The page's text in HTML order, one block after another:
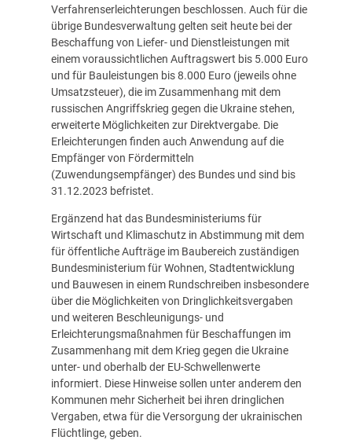
Verfahrenserleichterungen beschlossen. Auch für die
übrige Bundesverwaltung gelten seit heute bei der
Beschaffung von Liefer- und Dienstleistungen mit
einem voraussichtlichen Auftragswert bis 5.000 Euro
und für Bauleistungen bis 8.000 Euro (jeweils ohne
Umsatzsteuer), die im Zusammenhang mit dem
russischen Angriffskrieg gegen die Ukraine stehen,
erweiterte Möglichkeiten zur Direktvergabe. Die
Erleichterungen finden auch Anwendung auf die
Empfänger von Fördermitteln
(Zuwendungsempfänger) des Bundes und sind bis
31.12.2023 befristet.
Ergänzend hat das Bundesministeriums für
Wirtschaft und Klimaschutz in Abstimmung mit dem
für öffentliche Aufträge im Baubereich zuständigen
Bundesministerium für Wohnen, Stadtentwicklung
und Bauwesen in einem Rundschreiben insbesondere
über die Möglichkeiten von Dringlichkeitsvergaben
und weiteren Beschleunigungs- und
Erleichterungsmaßnahmen für Beschaffungen im
Zusammenhang mit dem Krieg gegen die Ukraine
unter- und oberhalb der EU-Schwellenwerte
informiert. Diese Hinweise sollen unter anderem den
Kommunen mehr Sicherheit bei ihren dringlichen
Vergaben, etwa für die Versorgung der ukrainischen
Flüchtlinge, geben.